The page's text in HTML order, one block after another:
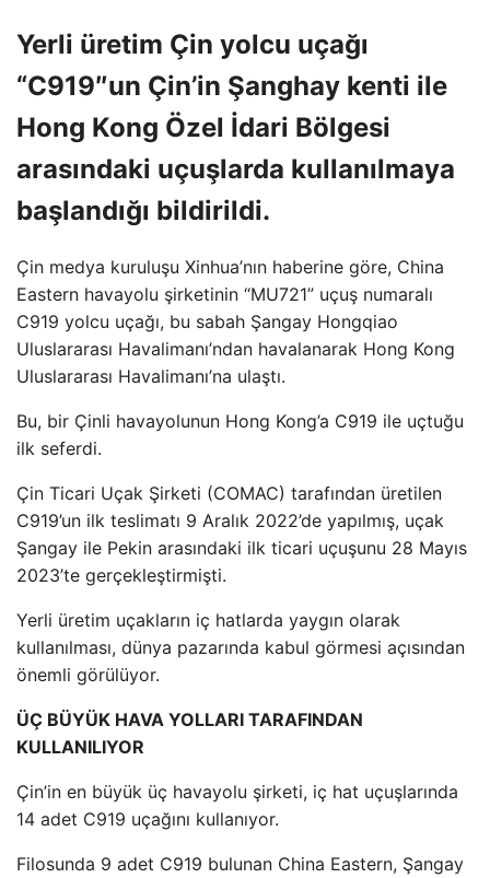
Yerli üretim Çin yolcu uçağı
“C919″un Çin’in Şanghay kenti ile
Hong Kong Özel İdari Bölgesi
arasındaki uçuşlarda kullanılmaya
başlandığı bildirildi.
Çin medya kuruluşu Xinhua’nın haberine göre, China
Eastern havayolu şirketinin “MU721” uçuş numaralı
C919 yolcu uçağı, bu sabah Şangay Hongqiao
Uluslararası Havalimanı’ndan havalanarak Hong Kong
Uluslararası Havalimanı’na ulaştı.
Bu, bir Çinli havayolunun Hong Kong’a C919 ile uçtuğu
ilk seferdi.
Çin Ticari Uçak Şirketi (COMAC) tarafından üretilen
C919’un ilk teslimatı 9 Aralık 2022’de yapılmış, uçak
Şangay ile Pekin arasındaki ilk ticari uçuşunu 28 Mayıs
2023’te gerçekleştirmişti.
Yerli üretim uçakların iç hatlarda yaygın olarak
kullanılması, dünya pazarında kabul görmesi açısından
önemli görülüyor.
ÜÇ BÜYÜK HAVA YOLLARI TARAFINDAN
KULLANILIYOR
Çin’in en büyük üç havayolu şirketi, iç hat uçuşlarında
14 adet C919 uçağını kullanıyor.
Filosunda 9 adet C919 bulunan China Eastern, Şangay